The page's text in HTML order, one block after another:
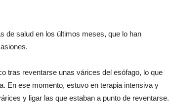
de salud en los últimos meses, que lo han
tras reventarse unas várices del esófago, lo que
En ese momento, estuvo en terapia intensiva y
y ligar las que estaban a punto de reventarse.